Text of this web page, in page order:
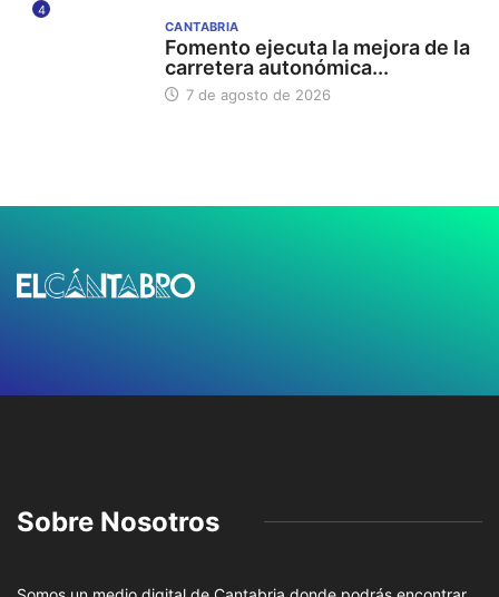
4
CANTABRIA
Fomento ejecuta la mejora de la
carretera autonómica...
7 de agosto de 2026
Sobre Nosotros